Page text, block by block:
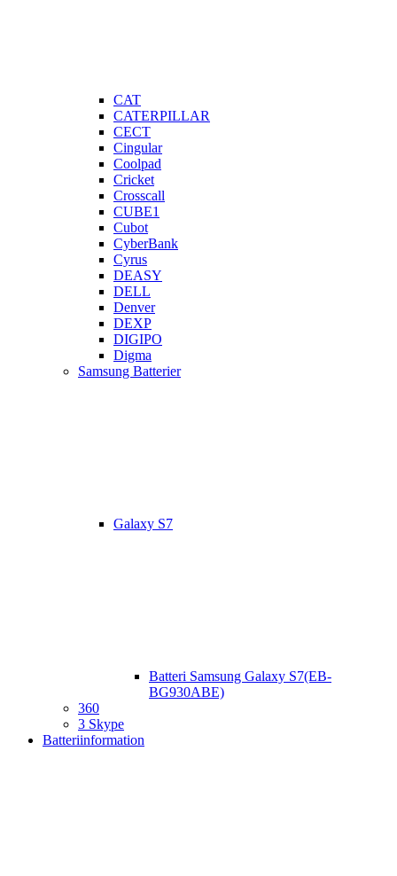
CAT
CATERPILLAR
CECT
Cingular
Coolpad
Cricket
Crosscall
CUBE1
Cubot
CyberBank
Cyrus
DEASY
DELL
Denver
DEXP
DIGIPO
Digma
Samsung Batterier
Galaxy S7
Batteri Samsung Galaxy S7(EB-
BG930ABE)
360
3 Skype
Batteriinformation